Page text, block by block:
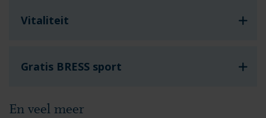
Vitaliteit
Gratis BRESS sport
En veel meer